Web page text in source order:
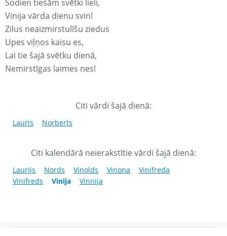
Šodien tiešām svētki lieli,
Vinija vārda dienu svin!
Zilus neaizmirstulīšu ziedus
Upes viļņos kaisu es,
Lai tie šajā svētku dienā,
Nemirstīgas laimes nes!
Citi vārdi šajā dienā:
Lauris Norberts
Citi kalendārā neierakstītie vārdi šajā dienā:
Laurijs Nords Vinolds Vinona
Vinifreda
Vinifreds
Vinija Vinnija